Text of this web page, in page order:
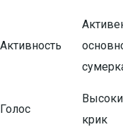
Активность
Голос
крик